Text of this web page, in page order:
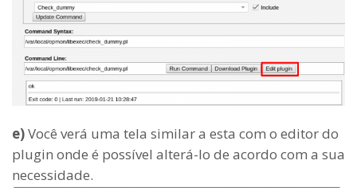
e)Você verá uma tela similar a esta com o editor do
plugin onde é possível alterá-lo de acordo com a sua
necessidade.